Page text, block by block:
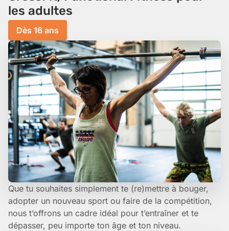
les adultes
Dès 16 ans
Que tu souhaites simplement te (re)mettre à bouger,
adopter un nouveau sport ou faire de la compétition,
nous t’offrons un cadre idéal pour t’entraîner et te
dépasser, peu importe ton âge et ton niveau.